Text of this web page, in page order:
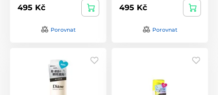
495 Kč
Porovnat
495 Kč
Porovnat